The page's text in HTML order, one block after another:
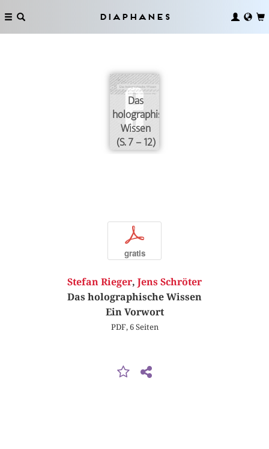
Diaphanes
Das
holographische
Wissen
(S. 7 – 12)
p
gratis
Stefan Rieger, Jens Schröter
Das holographische Wissen
Ein Vorwort
PDF, 6 Seiten